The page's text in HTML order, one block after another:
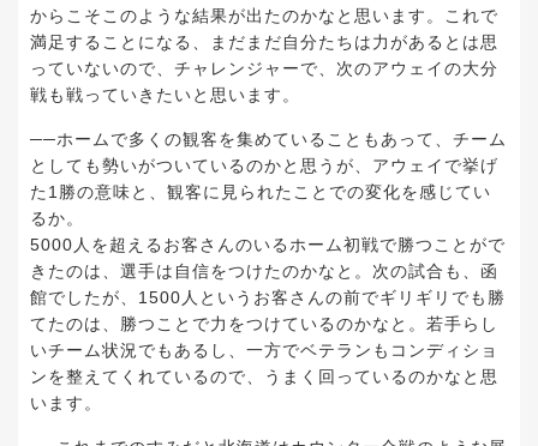
からこそこのような結果が出たのかなと思います。これで
満足することになる、まだまだ自分たちは力があるとは思
っていないので、チャレンジャーで、次のアウェイの大分
戦も戦っていきたいと思います。
──ホームで多くの観客を集めていることもあって、チーム
としても勢いがついているのかと思うが、アウェイで挙げ
た1勝の意味と、観客に見られたことでの変化を感じてい
るか。
5000人を超えるお客さんのいるホーム初戦で勝つことがで
きたのは、選手は自信をつけたのかなと。次の試合も、函
館でしたが、1500人というお客さんの前でギリギリでも勝
てたのは、勝つことで力をつけているのかなと。若手らし
いチーム状況でもあるし、一方でベテランもコンディショ
ンを整えてくれているので、うまく回っているのかなと思
います。